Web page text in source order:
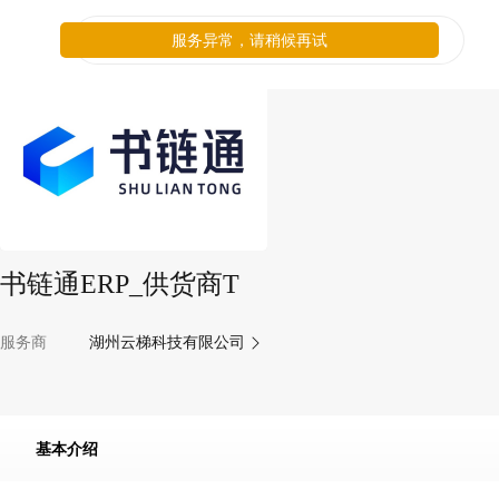
书链通ERP_供货商T
服务商 湖州云梯科技有限公司
基本介绍
服务异常，请稍候再试